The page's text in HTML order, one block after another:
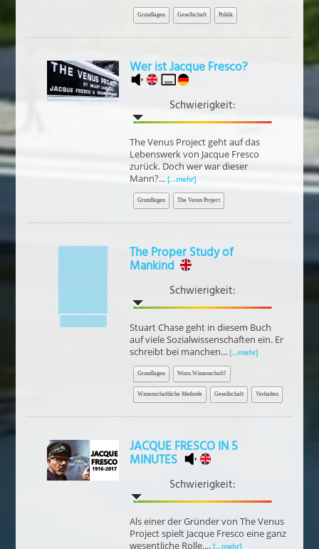
Grundlagen Gesellschaft Politik
Wer ist Jacque Fresco?
Schwierigkeit:
The Venus Project geht auf das
Lebenswerk von Jacque Fresco
zurück. Doch wer war dieser
Mann?... [...mehr]
Grundlagen The Venus Project
The Proper Study of
Mankind
Schwierigkeit:
Stuart Chase geht in diesem Buch
auf viele Sozialwissenschaften ein. Er
schreibt bei manchen... [...mehr]
Grundlagen Wozu Wissenschaft?
Wissenschaftliche Methode Gesellschaft Verhalten
JACQUE FRESCO IN 5
MINUTES
Schwierigkeit:
Als einer der Gründer von The Venus
Project spielt Jacque Fresco eine ganz
wesentliche Rolle.... [...mehr]